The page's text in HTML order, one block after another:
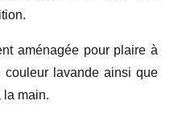
aménagée pour plaire à
couleur lavande ainsi que
la main.